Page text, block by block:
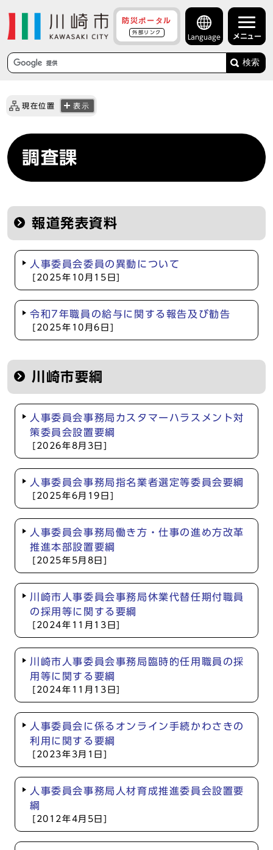
防災ポータル
外部リンク
Language メニュー
検索
現在位置 表示
調査課
報道発表資料
人事委員会委員の異動について
[2025年10月15日]
令和7年職員の給与に関する報告及び勧告
[2025年10月6日]
川崎市要綱
人事委員会事務局カスタマーハラスメント対
策委員会設置要綱
[2026年8月3日]
人事委員会事務局指名業者選定等委員会要綱
[2025年6月19日]
人事委員会事務局働き方・仕事の進め方改革
推進本部設置要綱
[2025年5月8日]
川崎市人事委員会事務局休業代替任期付職員
の採用等に関する要綱
[2024年11月13日]
川崎市人事委員会事務局臨時的任用職員の採
用等に関する要綱
[2024年11月13日]
人事委員会に係るオンライン手続かわさきの
利用に関する要綱
[2023年3月1日]
人事委員会事務局人材育成推進委員会設置要
綱
[2012年4月5日]